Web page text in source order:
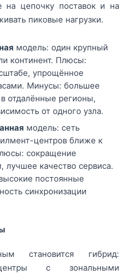
на цепочку поставок и на
пиковые нагрузки.
модель: один крупный
континент. Плюсы:
упрощённое
Минусы: большее
отдалённые регионы,
от одного узла.
модель: сеть
центров ближе к
сокращение
лучшее качество сервиса.
постоянные
синхронизации
становится гибрид:
с зональными